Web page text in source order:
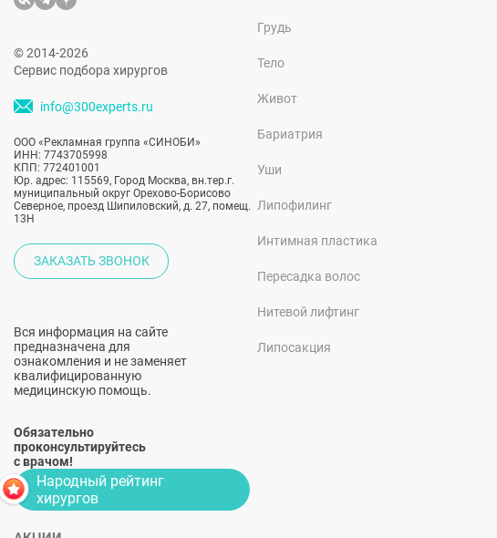
© 2014-2026
Сервис подбора хирургов
info@300experts.ru
ООО «Рекламная группа «СИНОБИ»
ИНН: 7743705998
КПП: 772401001
Юр. адрес: 115569, Город Москва, вн.тер.г.
муниципальный округ Орехово-Борисово
Северное, проезд Шипиловский, д. 27, помещ.
13Н
ЗАКАЗАТЬ ЗВОНОК
Вся информация на сайте
предназначена для
ознакомления и не заменяет
квалифицированную
медицинскую помощь.
Обязательно
проконсультируйтесь
с врачом!
Грудь
Тело
Живот
Бариатрия
Уши
Липофилинг
Интимная пластика
Пересадка волос
Нитевой лифтинг
Липосакция
Народный рейтинг
хирургов